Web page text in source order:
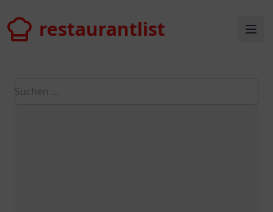
restaurantlistrestaurantlist